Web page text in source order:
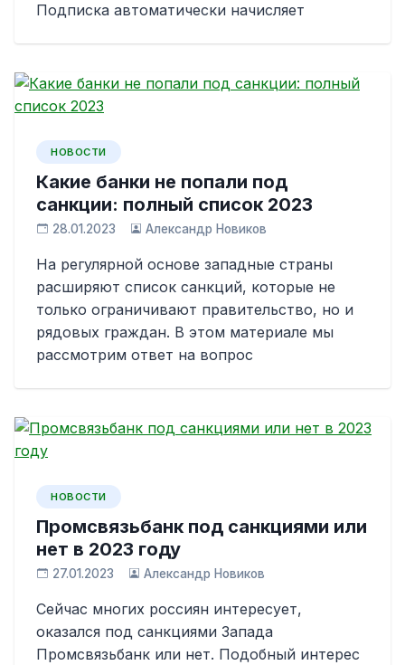
Подписка автоматически начисляет
НОВОСТИ
Какие банки не попали под
санкции: полный список 2023
28.01.2023 Александр Новиков
На регулярной основе западные страны
расширяют список санкций, которые не
только ограничивают правительство, но и
рядовых граждан. В этом материале мы
рассмотрим ответ на вопрос
НОВОСТИ
Промсвязьбанк под санкциями или
нет в 2023 году
27.01.2023 Александр Новиков
Сейчас многих россиян интересует,
оказался под санкциями Запада
Промсвязьбанк или нет. Подобный интерес